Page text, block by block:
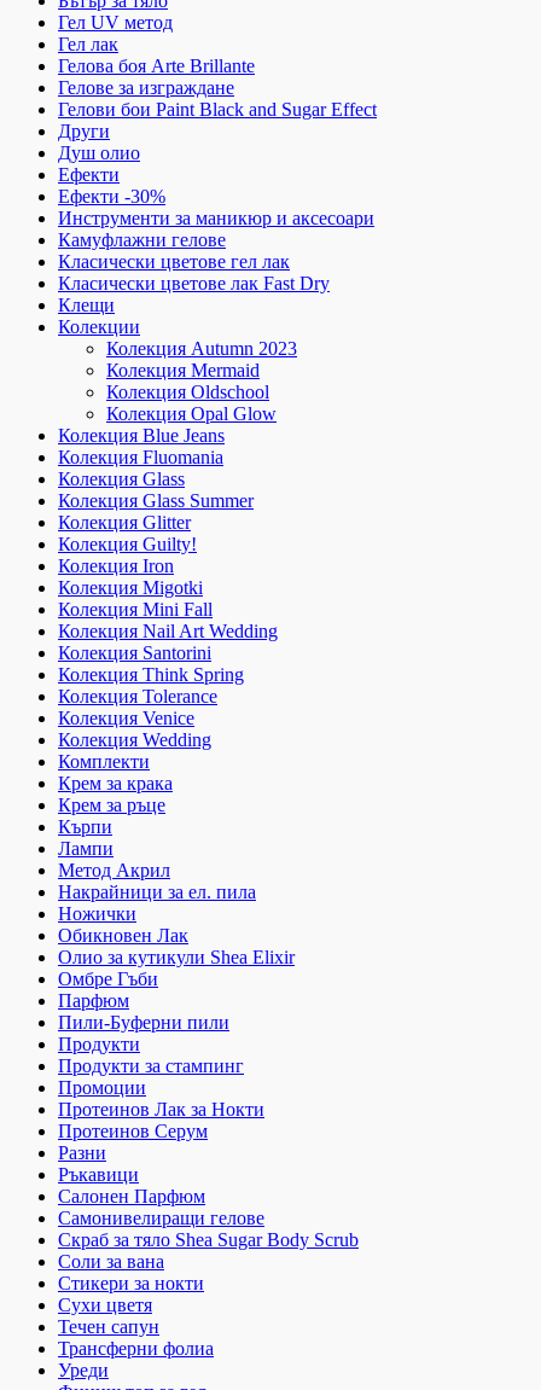
Гел UV метод
Гел лак
Гелова боя Arte Brillante
Гелове за изграждане
Гелови бои Paint Black and Sugar Effect
Други
Душ олио
Ефекти
Ефекти -30%
Инструменти за маникюр и аксесоари
Камуфлажни гелове
Класически цветове гел лак
Класически цветове лак Fast Dry
Клещи
Колекции
Колекция Autumn 2023
Колекция Mermaid
Колекция Oldschool
Колекция Opal Glow
Колекция Blue Jeans
Колекция Fluomania
Колекция Glass
Колекция Glass Summer
Колекция Glitter
Колекция Guilty!
Колекция Iron
Колекция Migotki
Колекция Mini Fall
Колекция Nail Art Wedding
Колекция Santorini
Колекция Think Spring
Колекция Tolerance
Колекция Venice
Колекция Wedding
Комплекти
Крем за крака
Крем за ръце
Кърпи
Лампи
Метод Акрил
Накрайници за ел. пила
Ножички
Обикновен Лак
Олио за кутикули Shea Elixir
Омбре Гъби
Парфюм
Пили-Буферни пили
Продукти
Продукти за стампинг
Промоции
Протеинов Лак за Нокти
Протеинов Серум
Разни
Ръкавици
Салонен Парфюм
Самонивелиращи гелове
Скраб за тяло Shea Sugar Body Scrub
Соли за вана
Стикери за нокти
Сухи цветя
Течен сапун
Трансферни фолиа
Уреди